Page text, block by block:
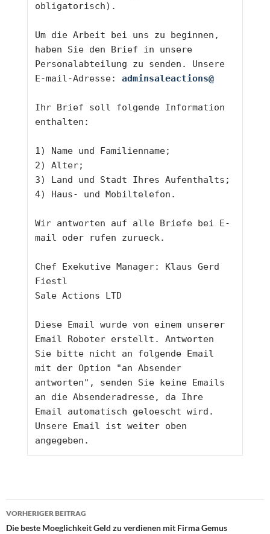
obligatorisch).
Um die Arbeit bei uns zu beginnen,
haben Sie den Brief in unsere
Personalabteilung zu senden. Unsere
E-mail-Adresse: adminsaleactions@
Ihr Brief soll folgende Information
enthalten:
1) Name und Familienname;
2) Alter;
3) Land und Stadt Ihres Aufenthalts;
4) Haus- und Mobiltelefon.
Wir antworten auf alle Briefe bei E-
mail oder rufen zurueck.
Chef Exekutive Manager: Klaus Gerd
Fiestl
Sale Actions LTD
Diese Email wurde von einem unserer
Email Roboter erstellt. Antworten
Sie bitte nicht an folgende Email
mit der Option "an Absender
antworten", senden Sie keine Emails
an die Absenderadresse, da Ihre
Email automatisch geloescht wird.
Unsere Email ist weiter oben
angegeben.
Beitragsnavigation
VORHERIGER BEITRAG
Die beste Moeglichkeit Geld zu verdienen mit Firma Gemus